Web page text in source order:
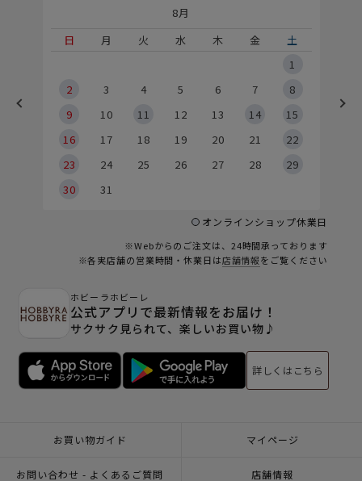
8月
日
月 火 水 木 金
土
1
2
3 4 5 6 7
8
9
10 11 12 13 14
15
16
17 18 19 20 21
22
23
24 25 26 27 28
29
30
31
オンラインショップ休業日
※Webからのご注文は、24時間承っております
※各実店舗の営業時間・休業日は店舗情報をご覧ください
ホビーラホビーレ
公式アプリで最新情報をお届け！
サクサク見られて、楽しいお買い物♪
詳しくはこちら
お買い物ガイド マイページ
お問い合わせ - よくあるご質問 店舗情報